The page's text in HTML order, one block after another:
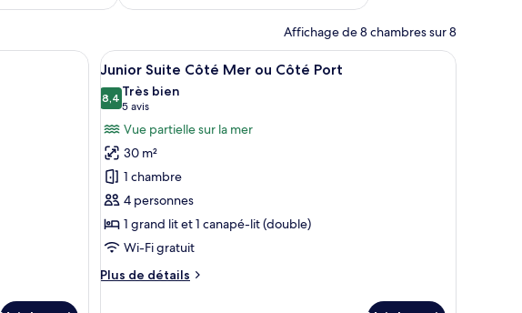
Affichage de 8 chambres sur 8
avec un lit, un téléviseur fixé au mur, un bureau avec une lampe, un miroir et une fenêtre
Afficher
toutes
les
photos
pour
ce
type
de
chambre :
Junior
Suite
Une chambre d’hôtel comprenant un lit, un
10
Junior Suite Côté Mer ou Côté Port
8,48,4 sur 10
Très bien
5 avis
(5 avis)
Vue partielle sur la mer
30 m²
1 chambre
4 personnes
1 grand lit et 1 canapé-lit (double)
Wi-Fi gratuit
Plus de détails
Plus